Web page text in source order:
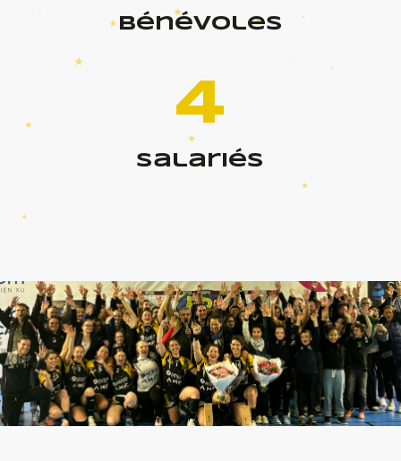
bénévoles
4
salariés